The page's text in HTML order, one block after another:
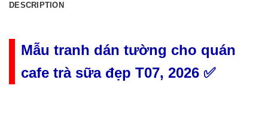
DESCRIPTION
Mẫu tranh dán tường cho quán
cafe trà sữa đẹp T07, 2026 ✅